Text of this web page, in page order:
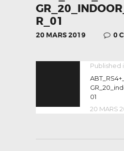
R_01
20 MARS 2019 0
NAVIGATION
L’ARTICLE
Published
01
20 MARS